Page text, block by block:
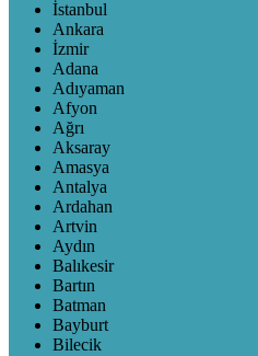
İstanbul
Ankara
İzmir
Adana
Adıyaman
Afyon
Ağrı
Aksaray
Amasya
Antalya
Ardahan
Artvin
Aydın
Balıkesir
Bartın
Batman
Bayburt
Bilecik